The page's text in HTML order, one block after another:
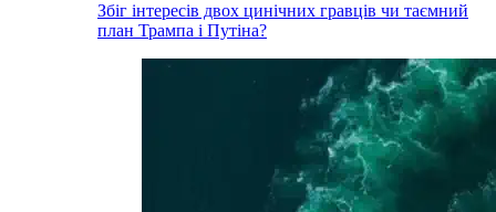
Збіг інтересів двох цинічних гравців чи таємний
план Трампа і Путіна?